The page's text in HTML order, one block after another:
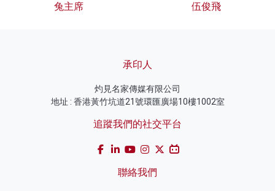
兔主席 伍俊飛
承印人
灼見名家傳媒有限公司
地址 : 香港黃竹坑道21號環匯廣場10樓1002室
追蹤我們的社交平台
聯絡我們